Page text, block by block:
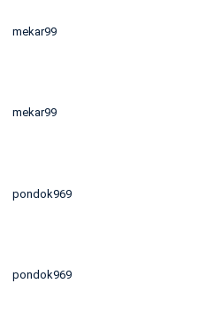
mekar99
mekar99
pondok969
pondok969